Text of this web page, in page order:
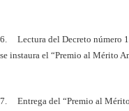
6. Lectura del Decreto número
se instaura el “Premio al Mérito
7. Entrega del “Premio al